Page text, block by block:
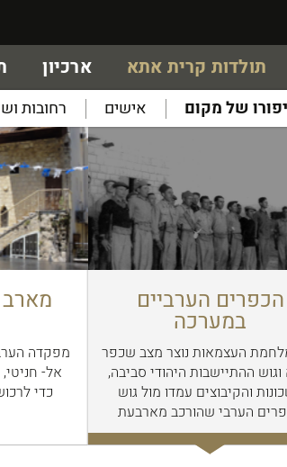
תולדות קרית אתא
של מקום אישים רחובות
ארכיון
הכפרים הערביים
במערכה
העצמאות נוצר מצב שכפר
ההתיישבות היהודי סביבה,
והקיבוצים עמדו מול גוש
הערבי שהורכב מארבעת
הכפרים הוותיקים
מפקדה
כדי